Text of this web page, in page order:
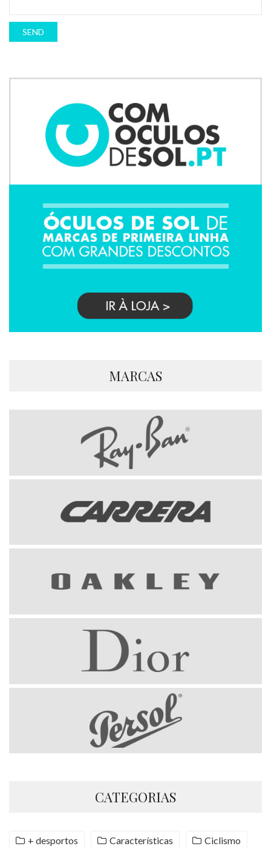
MARCAS
CATEGORIAS
+ desportos Características Ciclismo